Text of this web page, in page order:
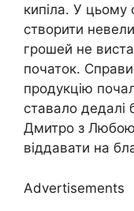
кипіла. У цьому
створити
грошей не
початок.
продукцію
ставало дедалі
Дмитро з Любою
віддавати на
Advertisements